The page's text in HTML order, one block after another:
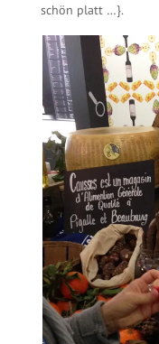
schön platt …}.